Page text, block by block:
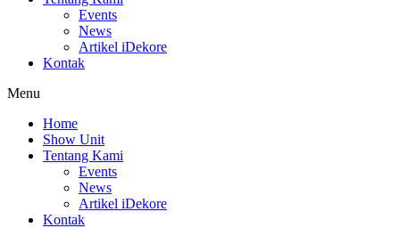
Events
News
Artikel iDekore
Kontak
Menu
Home
Show Unit
Tentang Kami
Events
News
Artikel iDekore
Kontak